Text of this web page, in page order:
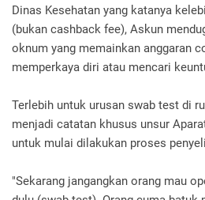
Dinas Kesehatan yang katanya
(bukan cashback fee), Askun
oknum yang memainkan anggaran
memperkaya diri atau mencari
Terlebih untuk urusan swab test di
menjadi catatan khusus unsur
untuk mulai dilakukan proses
"Sekarang jangangkan orang mau